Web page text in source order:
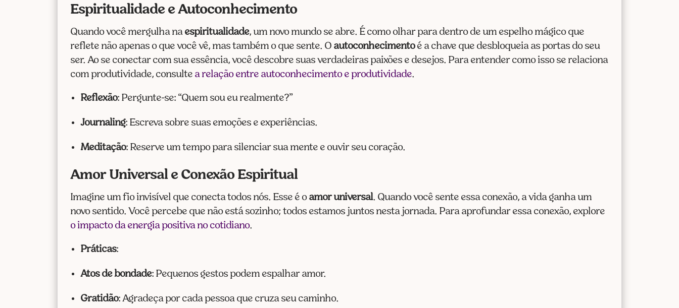
Espiritualidade e Autoconhecimento
Quando você mergulha na espiritualidade, um novo mundo se abre. É como olhar para dentro de um espelho mágico que
reflete não apenas o que você vê, mas também o que sente. O autoconhecimentoé a chave que desbloqueia as portas do seu
ser. Ao se conectar com sua essência, você descobre suas verdadeiras paixões e desejos. Para entender como isso se relaciona
com produtividade, consulte a relação entre autoconhecimento e produtividade.
Reflexão: Pergunte-se: “Quem sou eu realmente?”
Journaling: Escreva sobre suas emoções e experiências.
Meditação: Reserve um tempo para silenciar sua mente e ouvir seu coração.
Amor Universal e Conexão Espiritual
Imagine um fio invisível que conecta todos nós. Esse é o amor universal. Quando você sente essa conexão, a vida ganha um
novo sentido. Você percebe que não está sozinho; todos estamos juntos nesta jornada. Para aprofundar essa conexão, explore
o impacto da energia positiva no cotidiano.
Práticas:
Atos de bondade: Pequenos gestos podem espalhar amor.
Gratidão: Agradeça por cada pessoa que cruza seu caminho.